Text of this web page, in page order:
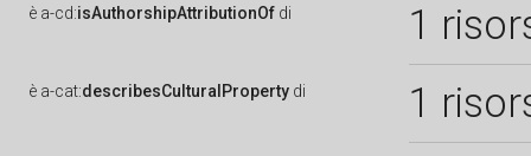
è a-cd:isAuthorshipAttributionOf di 1
è a-cat:describesCulturalProperty di 1